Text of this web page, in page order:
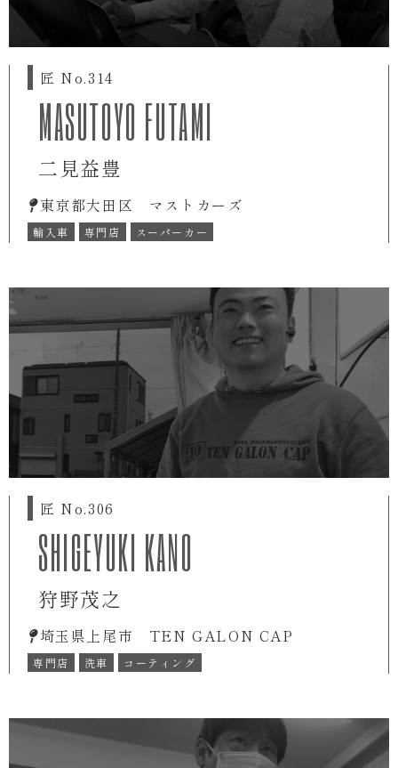
匠 No.314
MASUTOYO FUTAMI
二見益豊
東京都大田区 マストカーズ
輸入車 専門店 スーパーカー
匠 No.306
SHIGEYUKI KANO
狩野茂之
埼玉県上尾市 TEN GALON CAP
専門店 洗車 コーティング